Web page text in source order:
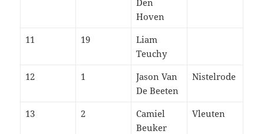
Hoven
11 19
Liam
Teuchy
12
1
Jason Van
De Beeten
Nistelrode
13 2
Camiel
Beuker
Vleuten